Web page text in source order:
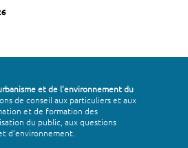
et de l’environnement du
de conseil aux particuliers et aux
et de formation des
du public, aux questions
d’environnement.